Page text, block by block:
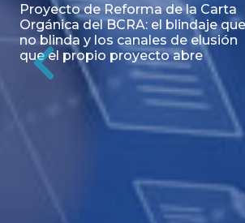
RESOLUCIÓN 271/2026 de la
SECRETARIA DE COORDINACIÓN
DE PRODUCCIÓN: Actualización y
unificación de las advertencias
obligatorias en la publicidad de
juegos y apuestas en...
Previous